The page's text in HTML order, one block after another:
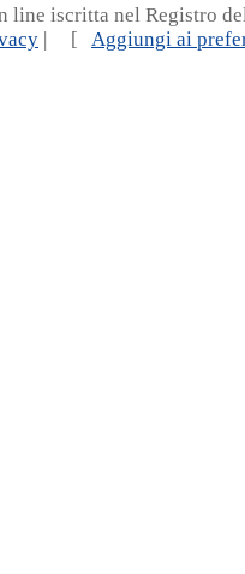
line iscritta nel Registro
| [ Aggiungi ai